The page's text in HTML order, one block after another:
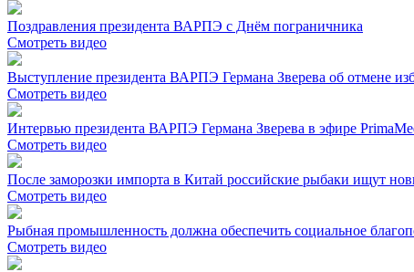
Поздравления президента ВАРПЭ с Днём пограничника
Смотреть видео
Выступление президента ВАРПЭ Германа Зверева об отмене
Смотреть видео
Интервью президента ВАРПЭ Германа Зверева в эфире
Смотреть видео
После заморозки импорта в Китай российские рыбаки ищут
Смотреть видео
Рыбная промышленность должна обеспечить социальное
Смотреть видео